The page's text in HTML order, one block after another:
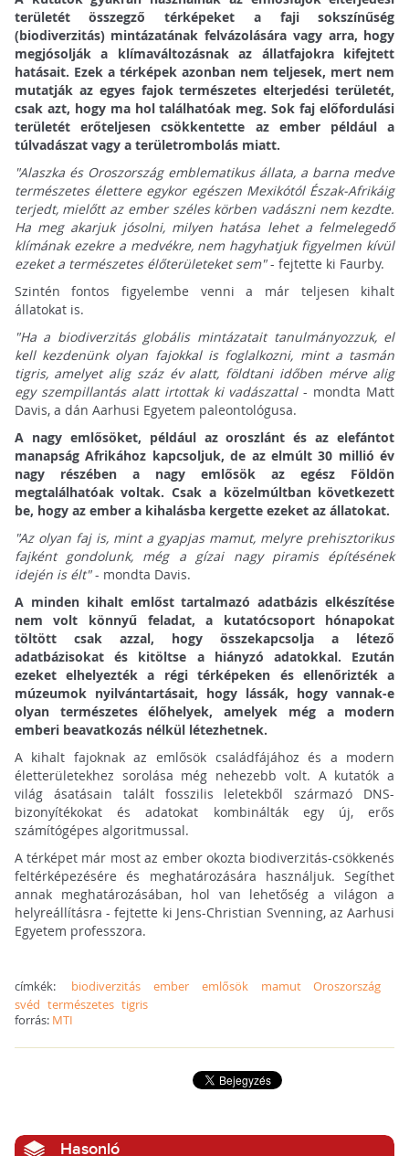
területét összegző térképeket a faji sokszínűség
(biodiverzitás) mintázatának felvázolására vagy arra, hogy
megjósolják a klímaváltozásnak az állatfajokra kifejtett
hatásait. Ezek a térképek azonban nem teljesek, mert nem
mutatják az egyes fajok természetes elterjedési területét,
csak azt, hogy ma hol találhatóak meg. Sok faj előfordulási
területét erőteljesen csökkentette az ember például a
túlvadászat vagy a területrombolás miatt.
"Alaszka és Oroszország emblematikus állata, a barna medve
természetes élettere egykor egészen Mexikótól Észak-Afrikáig
terjedt, mielőtt az ember széles körben vadászni nem kezdte.
Ha meg akarjuk jósolni, milyen hatása lehet a felmelegedő
klímának ezekre a medvékre, nem hagyhatjuk figyelmen kívül
ezeket a természetes élőterületeket sem"- fejtette ki Faurby.
Szintén fontos figyelembe venni a már teljesen kihalt
állatokat is.
"Ha a biodiverzitás globális mintázatait tanulmányozzuk, el
kell kezdenünk olyan fajokkal is foglalkozni, mint a tasmán
tigris, amelyet alig száz év alatt, földtani időben mérve alig
egy szempillantás alatt irtottak ki vadászattal- mondta Matt
Davis, a dán Aarhusi Egyetem paleontológusa.
A nagy emlősöket, például az oroszlánt és az elefántot
manapság Afrikához kapcsoljuk, de az elmúlt 30 millió év
nagy részében a nagy emlősök az egész Földön
megtalálhatóak voltak. Csak a közelmúltban következett
be, hogy az ember a kihalásba kergette ezeket az állatokat.
"Az olyan faj is, mint a gyapjas mamut, melyre prehisztorikus
fajként gondolunk, még a gízai nagy piramis építésének
idején is élt"- mondta Davis.
A minden kihalt emlőst tartalmazó adatbázis elkészítése
nem volt könnyű feladat, a kutatócsoport hónapokat
töltött csak azzal, hogy összekapcsolja a létező
adatbázisokat és kitöltse a hiányzó adatokkal. Ezután
ezeket elhelyezték a régi térképeken és ellenőrizték a
múzeumok nyilvántartásait, hogy lássák, hogy vannak-e
olyan természetes élőhelyek, amelyek még a modern
emberi beavatkozás nélkül létezhetnek.
A kihalt fajoknak az emlősök családfájához és a modern
életterületekhez sorolása még nehezebb volt. A kutatók a
világ ásatásain talált fosszilis leletekből származó DNS-
bizonyítékokat és adatokat kombinálták egy új, erős
számítógépes algoritmussal.
A térképet már most az ember okozta biodiverzitás-csökkenés
feltérképezésére és meghatározására használjuk. Segíthet
annak meghatározásában, hol van lehetőség a világon a
helyreállításra - fejtette ki Jens-Christian Svenning, az Aarhusi
Egyetem professzora.
címkék: biodiverzitás ember emlősök mamut
Oroszország
svéd természetes tigris
forrás: MTI
Hasonló